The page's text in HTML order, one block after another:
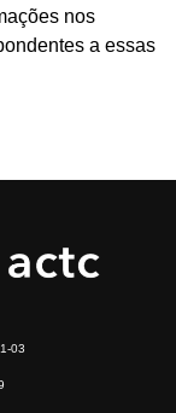
nos
a essas
03